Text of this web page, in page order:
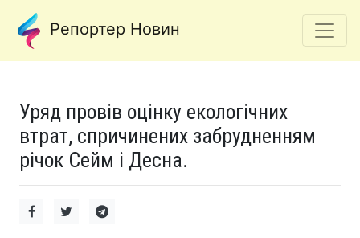
Репортер Новин
Уряд провів оцінку екологічних
втрат, спричинених забрудненням
річок Сейм і Десна.